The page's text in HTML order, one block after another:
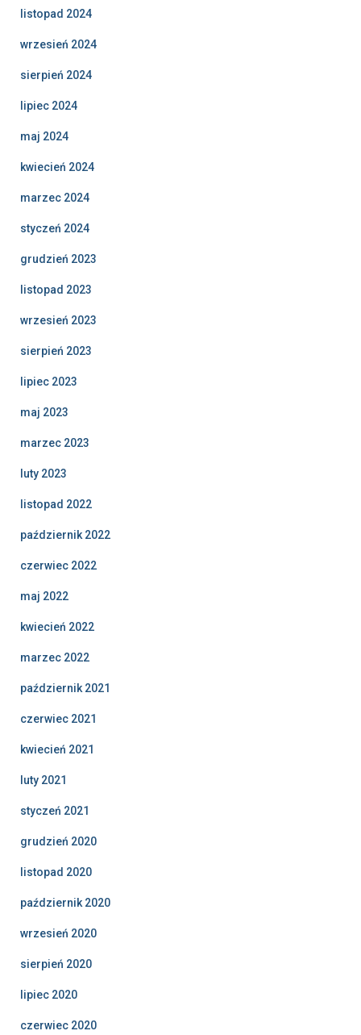
listopad 2024
wrzesień 2024
sierpień 2024
lipiec 2024
maj 2024
kwiecień 2024
marzec 2024
styczeń 2024
grudzień 2023
listopad 2023
wrzesień 2023
sierpień 2023
lipiec 2023
maj 2023
marzec 2023
luty 2023
listopad 2022
październik 2022
czerwiec 2022
maj 2022
kwiecień 2022
marzec 2022
październik 2021
czerwiec 2021
kwiecień 2021
luty 2021
styczeń 2021
grudzień 2020
listopad 2020
październik 2020
wrzesień 2020
sierpień 2020
lipiec 2020
czerwiec 2020